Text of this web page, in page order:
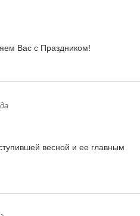
Вас с Праздником!
весной и ее главным